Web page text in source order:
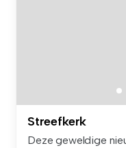
Streefkerk
Deze geweldige